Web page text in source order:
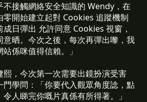
不接觸網絡安全知識的 Wendy，在
零開始建立起對 Cookies 追蹤機制
日彈出 允許同意 Cookies 視窗，
意晒。今次之後，每次再彈出嚟，我
係咪值得信賴。」
熙，今次第一次需要出鏡扮演受害
門學問：「你要代入觀眾角度諗，點
人睇完你嘅片真係有所得著。」